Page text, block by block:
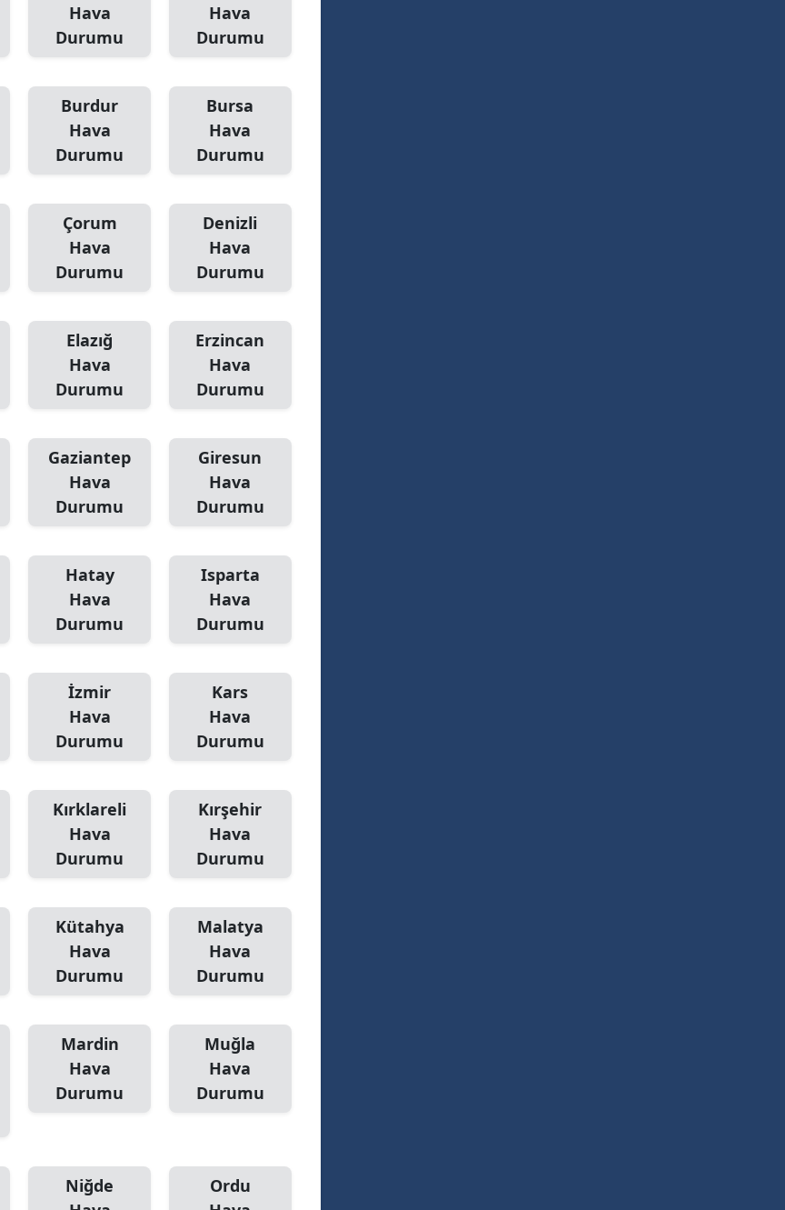
Hava
Durumu
Hava
Durumu
Burdur
Hava
Durumu
Bursa
Hava
Durumu
Çorum
Hava
Durumu
Denizli
Hava
Durumu
Elazığ
Hava
Durumu
Erzincan
Hava
Durumu
Gaziantep
Hava
Durumu
Giresun
Hava
Durumu
Hatay
Hava
Durumu
Isparta
Hava
Durumu
İzmir
Hava
Durumu
Kars
Hava
Durumu
Kırklareli
Hava
Durumu
Kırşehir
Hava
Durumu
Kütahya
Hava
Durumu
Malatya
Hava
Durumu
Mardin
Hava
Durumu
Muğla
Hava
Durumu
Niğde
Ordu